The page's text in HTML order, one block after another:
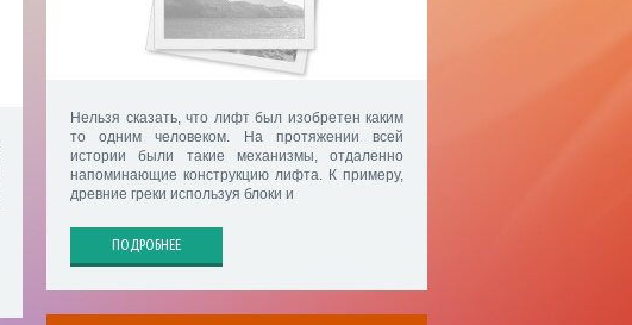
Нельзя сказать, что лифт был изобретен каким
то одним человеком. На протяжении всей
истории были такие механизмы, отдаленно
напоминающие конструкцию лифта. К примеру,
древние греки используя блоки и
ПОДРОБНЕЕ